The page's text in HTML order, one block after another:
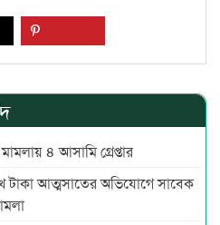
৪ আসামি গ্রেপ্তার
আত্মসাতের অভিযোগে সাবেক